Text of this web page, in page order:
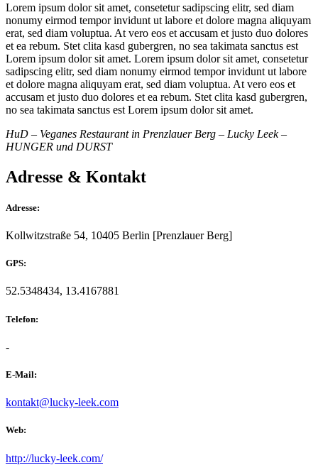
Lorem ipsum dolor sit amet, consetetur sadipscing elitr, sed diam
nonumy eirmod tempor invidunt ut labore et dolore magna aliquyam
erat, sed diam voluptua. At vero eos et accusam et justo duo dolores
et ea rebum. Stet clita kasd gubergren, no sea takimata sanctus est
Lorem ipsum dolor sit amet. Lorem ipsum dolor sit amet, consetetur
sadipscing elitr, sed diam nonumy eirmod tempor invidunt ut labore
et dolore magna aliquyam erat, sed diam voluptua. At vero eos et
accusam et justo duo dolores et ea rebum. Stet clita kasd gubergren,
no sea takimata sanctus est Lorem ipsum dolor sit amet.
HuD – Veganes Restaurant in Prenzlauer Berg – Lucky Leek –
HUNGER und DURST
Adresse & Kontakt
Adresse:
Kollwitzstraße 54, 10405 Berlin [Prenzlauer Berg]
GPS:
52.5348434, 13.4167881
Telefon:
-
E-Mail:
kontakt@lucky-leek.com
Web:
http://lucky-leek.com/